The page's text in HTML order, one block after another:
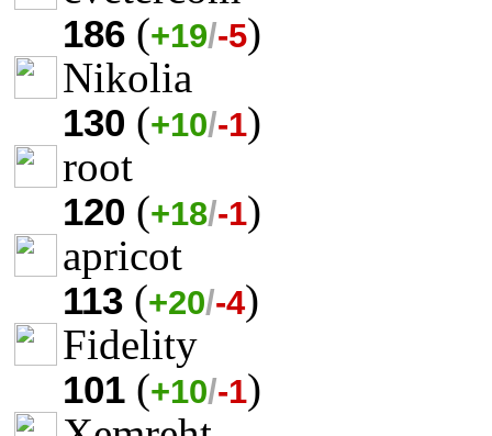
186 (+19/-5)
Nikolia
130 (+10/-1)
root
120 (+18/-1)
apricot
113 (+20/-4)
Fidelity
101 (+10/-1)